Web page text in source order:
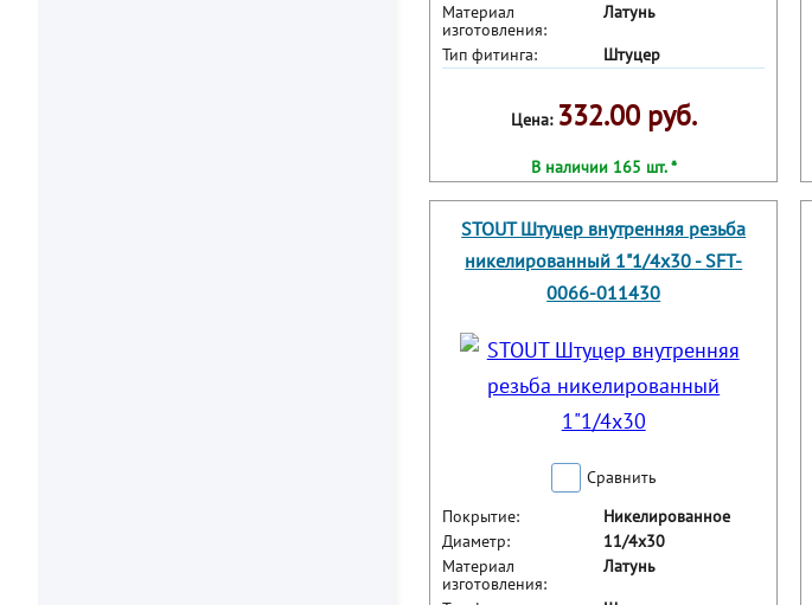
Материал
изготовления:
Латунь
Тип фитинга:
Штуцер
Цена: 332.00 руб.
В наличии 165 шт. *
STOUT Штуцер внутренняя резьба
никелированный 1"1/4x30 - SFT-
0066-011430
Сравнить
Покрытие:
Никелированное
Диаметр:
11/4x30
Материал
изготовления:
Латунь